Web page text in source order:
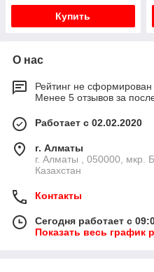
Купить
О нас
Рейтинг не сформирован
Менее 5 отзывов за
Работает с 02.02.2020
г. Алматы
г. Алматы , 050000, мкр.
Казахстан
Контакты
Сегодня работает с
Показать весь график